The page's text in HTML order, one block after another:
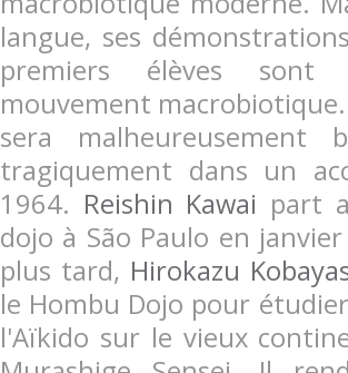
langue, ses
premiers élèves
mouvement
sera malheureusement
tragiquement dans un
1964. Reishin Kawai part
dojo à São Paulo en
plus tard, Hirokazu
le Hombu Dojo pour
l'Aïkido sur le vieux